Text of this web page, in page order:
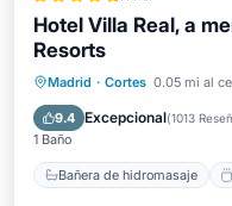
Hotel Villa Real, a
Resorts
Madrid · Cortes 0.05 mi al
9.4 Excepcional(1013
1 Baño
Bañera de hidromasaje
Bañera de
Aparcamiento